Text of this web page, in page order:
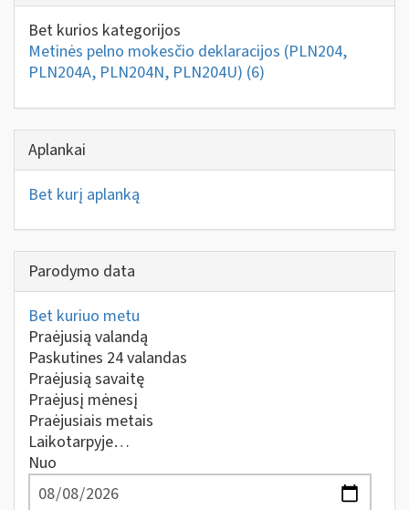
Bet kurios kategorijos
Metinės pelno mokesčio deklaracijos (PLN204,
PLN204A, PLN204N, PLN204U) (6)
Aplankai
Bet kurį aplanką
Parodymo data
Bet kuriuo metu
Praėjusią valandą
Paskutines 24 valandas
Praėjusią savaitę
Praėjusį mėnesį
Praėjusiais metais
Laikotarpyje…
Nuo